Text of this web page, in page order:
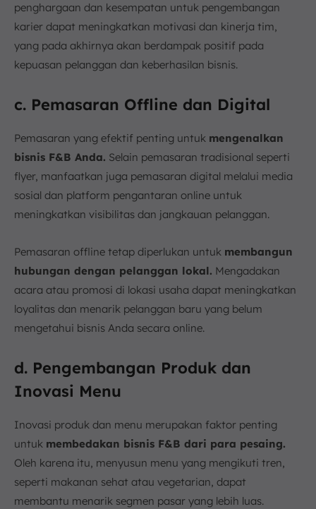
penghargaan dan kesempatan untuk pengembangan
karier dapat meningkatkan motivasi dan kinerja tim,
yang pada akhirnya akan berdampak positif pada
kepuasan pelanggan dan keberhasilan bisnis.
c. Pemasaran Offline dan Digital
Pemasaran yang efektif penting untuk mengenalkan
bisnis F&B Anda. Selain pemasaran tradisional seperti
flyer, manfaatkan juga pemasaran digital melalui media
sosial dan platform pengantaran online untuk
meningkatkan visibilitas dan jangkauan pelanggan.
Pemasaran offline tetap diperlukan untuk membangun
hubungan dengan pelanggan lokal. Mengadakan
acara atau promosi di lokasi usaha dapat meningkatkan
loyalitas dan menarik pelanggan baru yang belum
mengetahui bisnis Anda secara online.
d. Pengembangan Produk dan
Inovasi Menu
Inovasi produk dan menu merupakan faktor penting
untuk membedakan bisnis F&B dari para pesaing.
Oleh karena itu, menyusun menu yang mengikuti tren,
seperti makanan sehat atau vegetarian, dapat
membantu menarik segmen pasar yang lebih luas.